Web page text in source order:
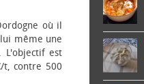
où il
même une
L'objectif est
t, contre 500